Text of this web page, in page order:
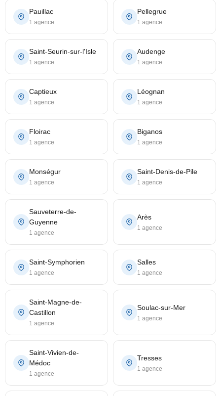
Pauillac
1 agence
Pellegrue
1 agence
Saint-Seurin-sur-l'Isle
1 agence
Audenge
1 agence
Captieux
1 agence
Léognan
1 agence
Floirac
1 agence
Biganos
1 agence
Monségur
1 agence
Saint-Denis-de-Pile
1 agence
Sauveterre-de-
Guyenne
1 agence
Arès
1 agence
Saint-Symphorien
1 agence
Salles
1 agence
Saint-Magne-de-
Castillon
1 agence
Soulac-sur-Mer
1 agence
Saint-Vivien-de-
Médoc
1 agence
Tresses
1 agence